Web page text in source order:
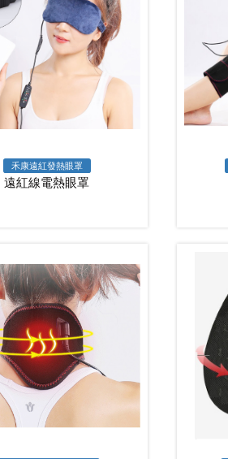
禾康遠紅發熱眼罩
遠紅線電熱眼罩